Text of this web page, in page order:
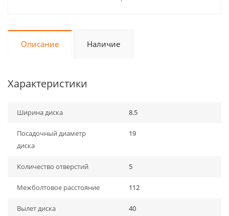
Описание Наличие
Характеристики
Ширина диска 8.5
Посадочный диаметр
диска
19
Количество отверстий 5
Межболтовое расстояние 112
Вылет диска 40